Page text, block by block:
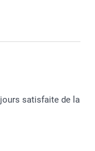
ravie
album.
souhaite une belle
satisfaite de la